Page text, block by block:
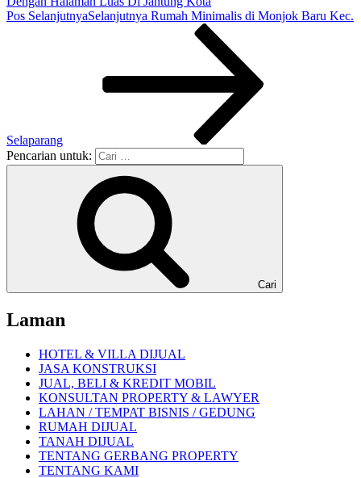
Pos SelanjutnyaSelanjutnya Rumah Minimalis di Monjok Baru Kec.
Selaparang
Pencarian untuk:
Cari
Laman
HOTEL & VILLA DIJUAL
JASA KONSTRUKSI
JUAL, BELI & KREDIT MOBIL
KONSULTAN PROPERTY & LAWYER
LAHAN / TEMPAT BISNIS / GEDUNG
RUMAH DIJUAL
TANAH DIJUAL
TENTANG GERBANG PROPERTY
TENTANG KAMI